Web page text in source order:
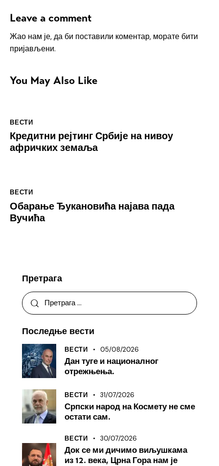
Leave a comment
Жао нам је, да би поставили коментар, морате бити
пријављени.
You May Also Like
ВЕСТИ
Кредитни рејтинг Србије на нивоу
афричких земаља
ВЕСТИ
Обарање Ђукановића најава пада
Вучића
Претрага
Последње вести
ВЕСТИ 05/08/2026
Дан туге и националног
отрежњења.
ВЕСТИ 31/07/2026
Српски народ на Космету не сме
остати сам.
ВЕСТИ 30/07/2026
Док се ми дичимо виљушкама
из 12. века, Црна Гора нам је